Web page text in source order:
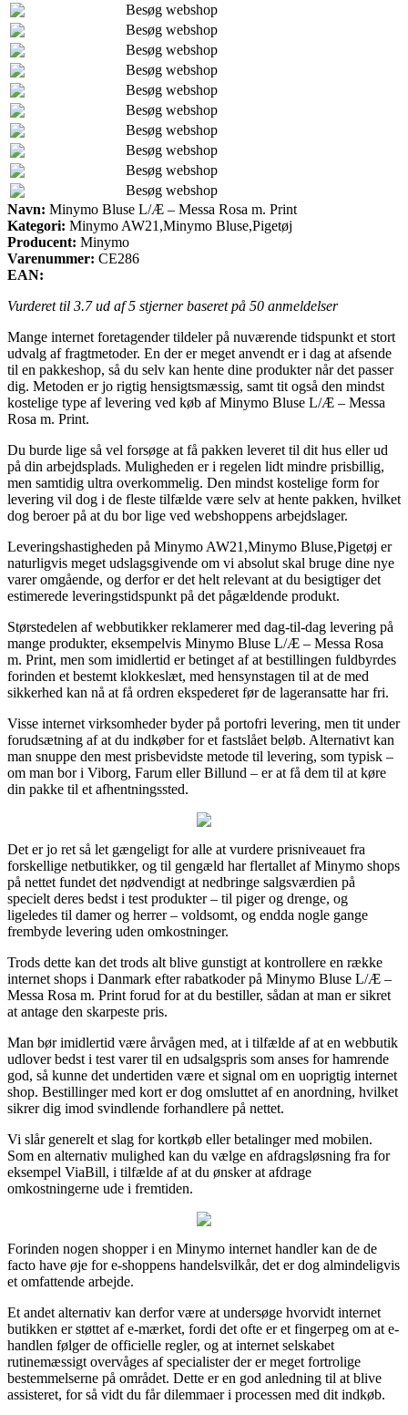
Besøg webshop
Besøg webshop
Besøg webshop
Besøg webshop
Besøg webshop
Besøg webshop
Besøg webshop
Besøg webshop
Besøg webshop
Besøg webshop
Navn: Minymo Bluse L/Æ – Messa Rosa m. Print
Kategori: Minymo AW21,Minymo Bluse,Pigetøj
Producent: Minymo
Varenummer: CE286
EAN:
Vurderet til 3.7ud af 5 stjerner baseret på 50 anmeldelser
Mange internet foretagender tildeler på nuværende tidspunkt et stort
udvalg af fragtmetoder. En der er meget anvendt er i dag at afsende
til en pakkeshop, så du selv kan hente dine produkter når det passer
dig. Metoden er jo rigtig hensigtsmæssig, samt tit også den mindst
kostelige type af levering ved køb af Minymo Bluse L/Æ – Messa
Rosa m. Print.
Du burde lige så vel forsøge at få pakken leveret til dit hus eller ud
på din arbejdsplads. Muligheden er i regelen lidt mindre prisbillig,
men samtidig ultra overkommelig. Den mindst kostelige form for
levering vil dog i de fleste tilfælde være selv at hente pakken, hvilket
dog beroer på at du bor lige ved webshoppens arbejdslager.
Leveringshastigheden på Minymo AW21,Minymo Bluse,Pigetøj er
naturligvis meget udslagsgivende om vi absolut skal bruge dine nye
varer omgående, og derfor er det helt relevant at du besigtiger det
estimerede leveringstidspunkt på det pågældende produkt.
Størstedelen af webbutikker reklamerer med dag-til-dag levering på
mange produkter, eksempelvis Minymo Bluse L/Æ – Messa Rosa
m. Print, men som imidlertid er betinget af at bestillingen fuldbyrdes
forinden et bestemt klokkeslæt, med hensynstagen til at de med
sikkerhed kan nå at få ordren ekspederet før de lageransatte har fri.
Visse internet virksomheder byder på portofri levering, men tit under
forudsætning af at du indkøber for et fastslået beløb. Alternativt kan
man snuppe den mest prisbevidste metode til levering, som typisk –
om man bor i Viborg, Farum eller Billund – er at få dem til at køre
din pakke til et afhentningssted.
Det er jo ret så let gængeligt for alle at vurdere prisniveauet fra
forskellige netbutikker, og til gengæld har flertallet af Minymo shops
på nettet fundet det nødvendigt at nedbringe salgsværdien på
specielt deres bedst i test produkter – til piger og drenge, og
ligeledes til damer og herrer – voldsomt, og endda nogle gange
frembyde levering uden omkostninger.
Trods dette kan det trods alt blive gunstigt at kontrollere en række
internet shops i Danmark efter rabatkoder på Minymo Bluse L/Æ –
Messa Rosa m. Print forud for at du bestiller, sådan at man er sikret
at antage den skarpeste pris.
Man bør imidlertid være årvågen med, at i tilfælde af at en webbutik
udlover bedst i test varer til en udsalgspris som anses for hamrende
god, så kunne det undertiden være et signal om en uoprigtig internet
shop. Bestillinger med kort er dog omsluttet af en anordning, hvilket
sikrer dig imod svindlende forhandlere på nettet.
Vi slår generelt et slag for kortkøb eller betalinger med mobilen.
Som en alternativ mulighed kan du vælge en afdragsløsning fra for
eksempel ViaBill, i tilfælde af at du ønsker at afdrage
omkostningerne ude i fremtiden.
Forinden nogen shopper i en Minymo internet handler kan de de
facto have øje for e-shoppens handelsvilkår, det er dog almindeligvis
et omfattende arbejde.
Et andet alternativ kan derfor være at undersøge hvorvidt internet
butikken er støttet af e-mærket, fordi det ofte er et fingerpeg om at e-
handlen følger de officielle regler, og at internet selskabet
rutinemæssigt overvåges af specialister der er meget fortrolige
bestemmelserne på området. Dette er en god anledning til at blive
assisteret, for så vidt du får dilemmaer i processen med dit indkøb.